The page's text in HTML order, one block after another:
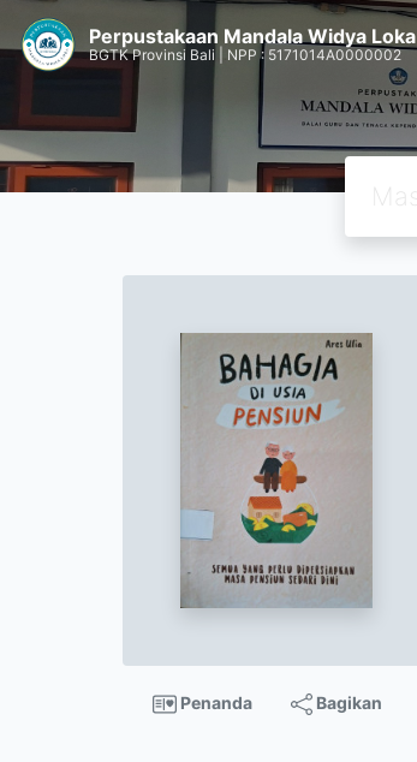
Perpustakaan Mandala Widya Loka
BGTK Provinsi Bali | NPP : 5171014A0000002
Penanda Bagikan